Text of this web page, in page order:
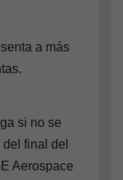
a más
si no se
final del
Aerospace